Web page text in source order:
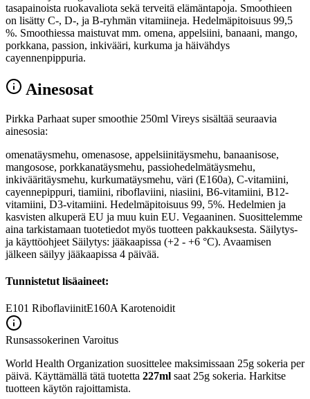
tasapainoista ruokavaliota sekä terveitä elämäntapoja. Smoothieen
on lisätty C-, D-, ja B-ryhmän vitamiineja. Hedelmäpitoisuus 99,5
%. Smoothiessa maistuvat mm. omena, appelsiini, banaani, mango,
porkkana, passion, inkivääri, kurkuma ja häivähdys
cayennenpippuria.
Ainesosat
Pirkka Parhaat super smoothie 250ml Vireys sisältää seuraavia
ainesosia:
omenatäysmehu, omenasose, appelsiinitäysmehu, banaanisose,
mangosose, porkkanatäysmehu, passiohedelmätäysmehu,
inkivääritäysmehu, kurkumatäysmehu, väri (E160a), C-vitamiini,
cayennepippuri, tiamiini, riboflaviini, niasiini, B6-vitamiini, B12-
vitamiini, D3-vitamiini. Hedelmäpitoisuus 99, 5%. Hedelmien ja
kasvisten alkuperä EU ja muu kuin EU. Vegaaninen. Suosittelemme
aina tarkistamaan tuotetiedot myös tuotteen pakkauksesta. Säilytys-
ja käyttöohjeet Säilytys: jääkaapissa (+2 - +6 °C). Avaamisen
jälkeen säilyy jääkaapissa 4 päivää.
Tunnistetut lisäaineet:
E101 RiboflaviinitE160A Karotenoidit
Runsassokerinen Varoitus
World Health Organization suosittelee maksimissaan 25g sokeria per
päivä. Käyttämällä tätä tuotetta 227ml saat 25g sokeria. Harkitse
tuotteen käytön rajoittamista.